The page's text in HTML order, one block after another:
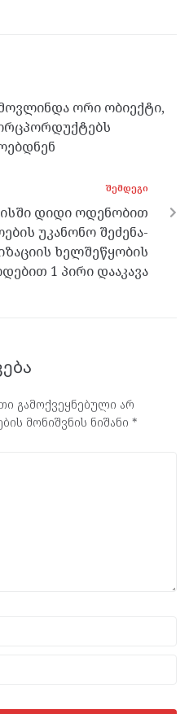
ორი ობიექტი,
ᲨᲔᲛᲓᲔᲒᲘ
დიდი ოდენობით
უკანონო შეძენა-
ხელშეწყობის
1 პირი დააკავა
გამოქვეყნებული არ
მონიშვნის ნიშანი *